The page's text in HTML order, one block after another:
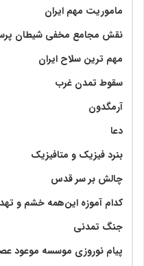
ماموریت مهم ایران
نقش مجامع مخفی شیطان
مهم ترین سلاح ایران
سقوط تمدن غرب
آرمگدون
دعا
بنرد فیزیک و متافیزیک
چالش بر سر قدس
کدام آموزه این‌همه خشم و
جنگ تمدنی
پیام نوروزی موسسه موعود